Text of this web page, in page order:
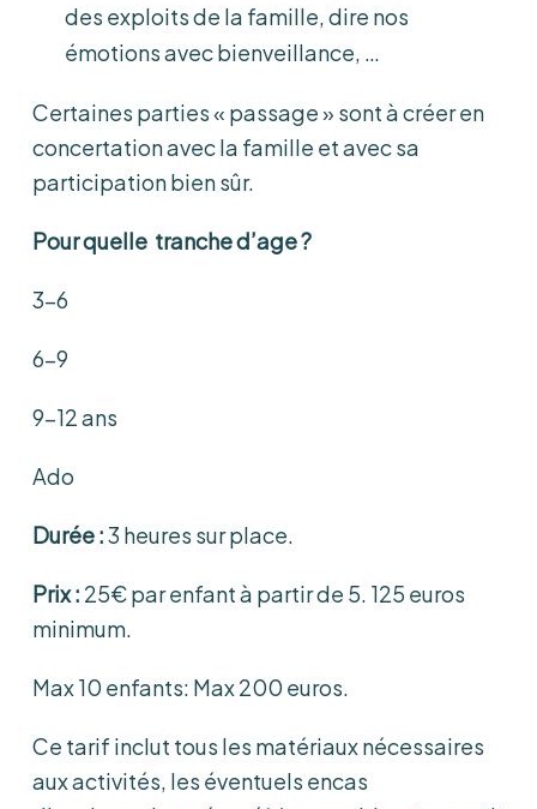
des exploits de la famille, dire nos
émotions avec bienveillance, …
Certaines parties « passage » sont à créer en
concertation avec la famille et avec sa
participation bien sûr.
Pour quelle tranche d’age ?
3-6
6-9
9-12 ans
Ado
Durée :3 heures sur place.
Prix : 25€ par enfant à partir de 5. 125 euros
minimum.
Max 10 enfants: Max 200 euros.
Ce tarif inclut tous les matériaux nécessaires
aux activités, les éventuels encas